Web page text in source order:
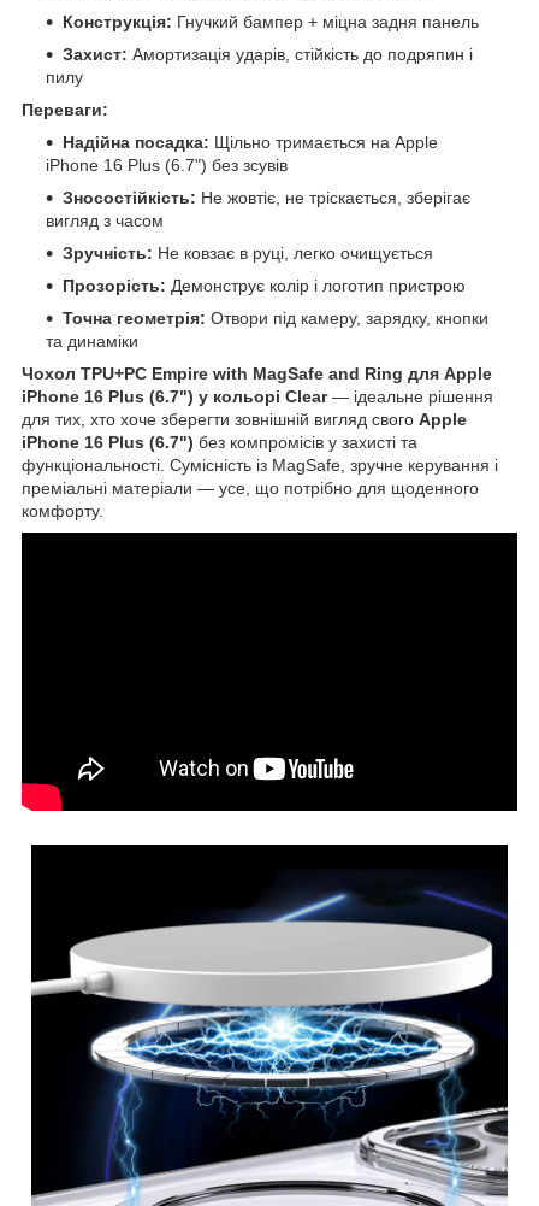
Конструкція: Гнучкий бампер + міцна задня панель
Захист: Амортизація ударів, стійкість до подряпин і
пилу
Переваги:
Надійна посадка: Щільно тримається на Apple
iPhone 16 Plus (6.7") без зсувів
Зносостійкість: Не жовтіє, не тріскається, зберігає
вигляд з часом
Зручність: Не ковзає в руці, легко очищується
Прозорість: Демонструє колір і логотип пристрою
Точна геометрія: Отвори під камеру, зарядку, кнопки
та динаміки
Чохол TPU+PC Empire with MagSafe and Ring для Apple
iPhone 16 Plus (6.7") у кольорі Clear— ідеальне рішення
для тих, хто хоче зберегти зовнішній вигляд свого Apple
iPhone 16 Plus (6.7") без компромісів у захисті та
функціональності. Сумісність із MagSafe, зручне керування і
преміальні матеріали — усе, що потрібно для щоденного
комфорту.